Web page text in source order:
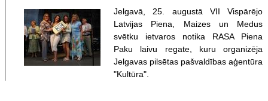
Jelgavā, 25. augustā VII Vispārējo
Latvijas Piena, Maizes un Medus
svētku ietvaros notika RASA Piena
Paku laivu regate, kuru organizēja
Jelgavas pilsētas pašvaldības aģentūra
"Kultūra".